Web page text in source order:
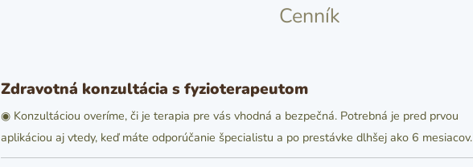
Cenník
Zdravotná konzultácia s fyzioterapeutom
◉ Konzultáciou overíme, či je terapia pre vás vhodná a bezpečná. Potrebná je pred prvou
aplikáciou aj vtedy, keď máte odporúčanie špecialistu a po prestávke dlhšej ako 6 mesiacov.